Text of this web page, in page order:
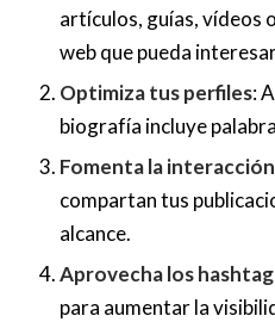
artículos, guías, vídeos
web que pueda
Optimiza tus perfiles:
biografía incluye
Fomenta la interacción
compartan tus
alcance.
Aprovecha los
para aumentar la